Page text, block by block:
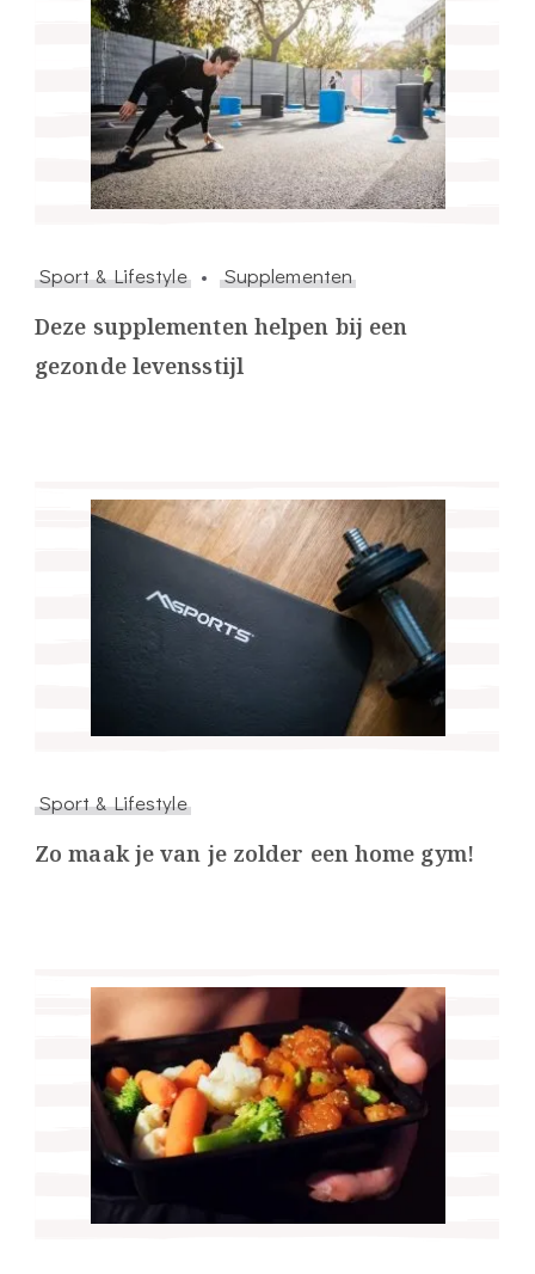
Sport & Lifestyle Supplementen
Deze supplementen helpen bij een
gezonde levensstijl
Sport & Lifestyle
Zo maak je van je zolder een home gym!